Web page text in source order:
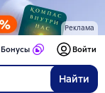
Реклама
Найти
Бонусы Войти